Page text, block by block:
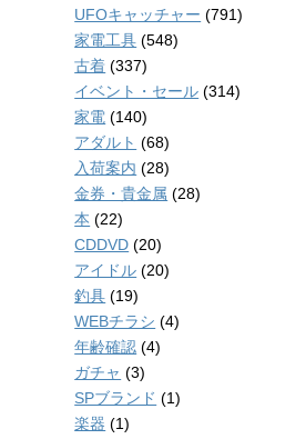
UFOキャッチャー (791)
家電工具 (548)
古着 (337)
イベント・セール (314)
家電 (140)
アダルト (68)
入荷案内 (28)
金券・貴金属 (28)
本 (22)
CDDVD (20)
アイドル (20)
釣具 (19)
WEBチラシ (4)
年齢確認 (4)
ガチャ (3)
SPブランド (1)
楽器 (1)